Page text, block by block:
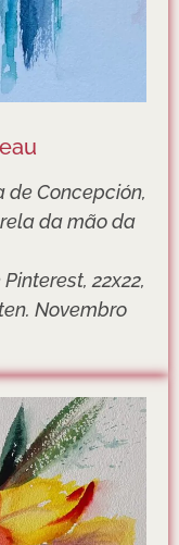
de Concepción,
da mão da
22x22,
Novembro